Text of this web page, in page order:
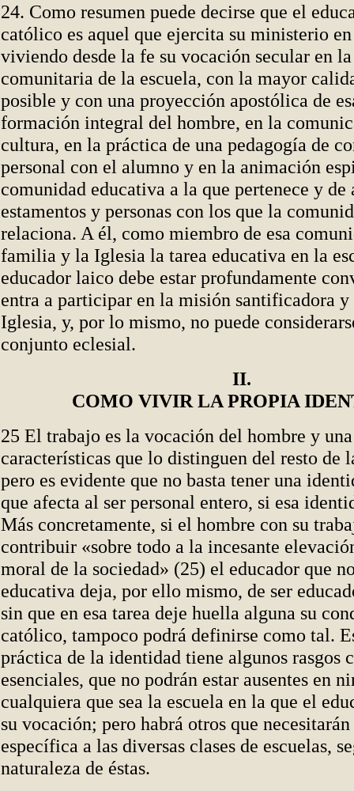
24. Como resumen puede decirse que el
católico es aquel que ejercita su ministerio
viviendo desde la fe su vocación secular en
comunitaria de la escuela, con la mayor
posible y con una proyección apostólica de
formación integral del hombre, en la
cultura, en la práctica de una pedagogía de
personal con el alumno y en la animación
comunidad educativa a la que pertenece y de
estamentos y personas con los que la
relaciona. A él, como miembro de esa
familia y la Iglesia la tarea educativa en la
educador laico debe estar profundamente
entra a participar en la misión santificadora y
Iglesia, y, por lo mismo, no puede
conjunto eclesial.
II.
COMO VIVIR LA PROPIA
25 El trabajo es la vocación del hombre y
características que lo distinguen del resto de
pero es evidente que no basta tener una
que afecta al ser personal entero, si esa
Más concretamente, si el hombre con su
contribuir «sobre todo a la incesante
moral de la sociedad» (25) el educador que
educativa deja, por ello mismo, de ser
sin que en esa tarea deje huella alguna su
católico, tampoco podrá definirse como tal.
práctica de la identidad tiene algunos rasgos
esenciales, que no podrán estar ausentes en
cualquiera que sea la escuela en la que el
su vocación; pero habrá otros que
específica a las diversas clases de escuelas,
naturaleza de éstas.